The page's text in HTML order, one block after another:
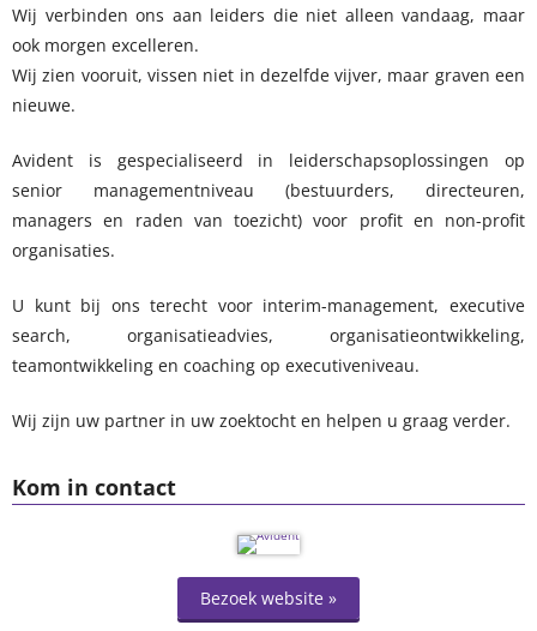
Kom in contact
Bezoek website »
Wij verbinden ons aan leiders die niet alleen vandaag, maar
ook morgen excelleren.
Wij zien vooruit, vissen niet in dezelfde vijver, maar graven een
nieuwe.
Avident is gespecialiseerd in leiderschapsoplossingen op
senior managementniveau (bestuurders, directeuren,
managers en raden van toezicht) voor profit en non-profit
organisaties.
U kunt bij ons terecht voor interim-management, executive
search, organisatieadvies, organisatieontwikkeling,
teamontwikkeling en coaching op executiveniveau.
Wij zijn uw partner in uw zoektocht en helpen u graag verder.